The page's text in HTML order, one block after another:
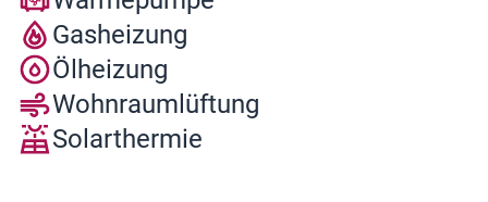
Gasheizung
Ölheizung
Wohnraumlüftung
Solarthermie